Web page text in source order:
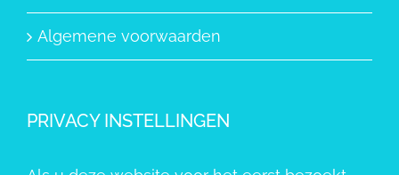
Algemene voorwaarden
PRIVACY INSTELLINGEN